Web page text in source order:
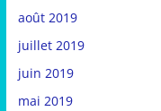
août 2019
juillet 2019
juin 2019
mai 2019